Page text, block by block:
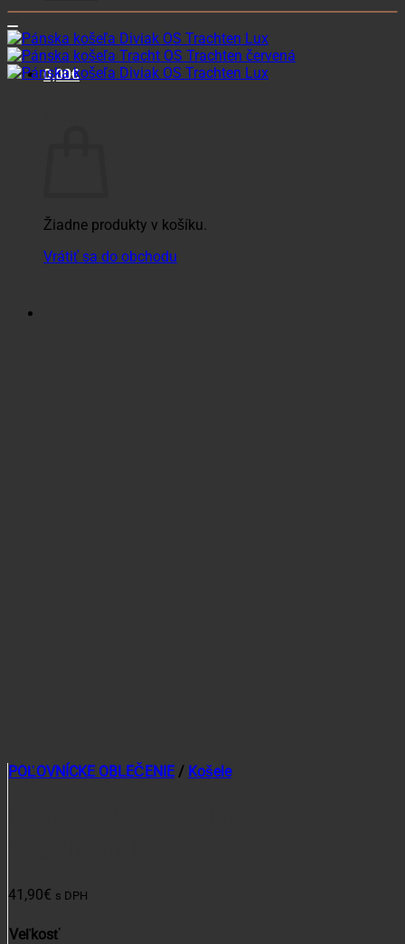
0,00€
Žiadne produkty v košíku.
Vrátiť sa do obchodu
POĽOVNÍCKE OBLEČENIE / Košele
41,90€ s DPH
Veľkosť